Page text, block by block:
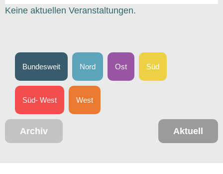
Keine aktuellen Veranstaltungen.
Bundesweit Nord Ost Süd
Süd- West West
Archiv Aktuell